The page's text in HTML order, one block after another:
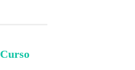
Curso